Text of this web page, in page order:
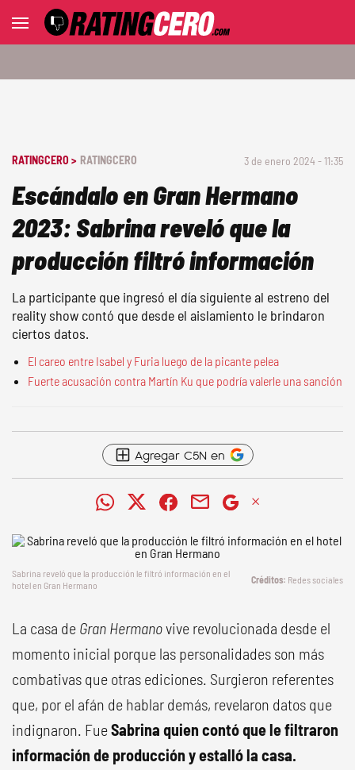
RATINGCERO > RATINGCERO 3 de enero 2024 - 11:35
Escándalo en Gran Hermano
2023: Sabrina reveló que la
producción filtró información
La participante que ingresó el día siguiente al estreno del
reality show contó que desde el aislamiento le brindaron
ciertos datos.
El careo entre Isabel y Furia luego de la picante pelea
Fuerte acusación contra Martín Ku que podría valerle una sanción
Agregar C5N en
Sabrina reveló que la producción le filtró información en el
hotel en Gran Hermano
Redes sociales
La casa de Gran Hermanovive revolucionada desde el
momento inicial porque las personalidades son más
combativas que otras ediciones. Surgieron referentes
que, por el afán de hablar demás, revelaron datos que
indignaron. FueSabrina quien contó que le filtraron
información de producción y estalló la casa.